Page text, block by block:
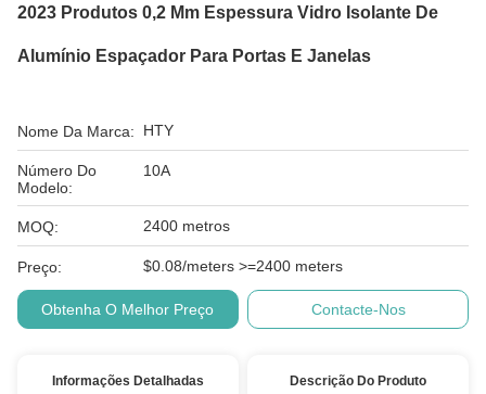
2023 Produtos 0,2 Mm Espessura Vidro Isolante De
Alumínio Espaçador Para Portas E Janelas
Nome Da Marca: HTY
Número Do
Modelo:
10A
MOQ: 2400 metros
Preço: $0.08/meters >=2400 meters
Obtenha O Melhor Preço Contacte-Nos
Informações Detalhadas Descrição Do Produto